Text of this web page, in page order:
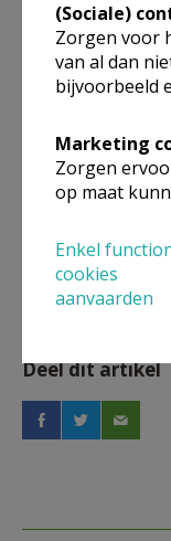
Pastorale
Artikel
kosten
Deel dit artikel
(Sociale)
Zorgen voor
van al dan
bijvoorbeeld
Marketing
Zorgen
op maat
Enkel
cookies
aanvaarden